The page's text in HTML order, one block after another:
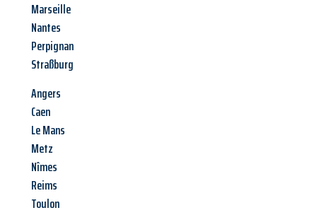
Marseille
Nantes
Perpignan
Straßburg
Angers
Caen
Le Mans
Metz
Nîmes
Reims
Toulon